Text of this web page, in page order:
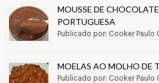
MOUSSE DE
PORTUGUESA
Publicado por: Cooker Paulo
MOELAS AO MOLHO DE
Publicado por: Cooker Paulo